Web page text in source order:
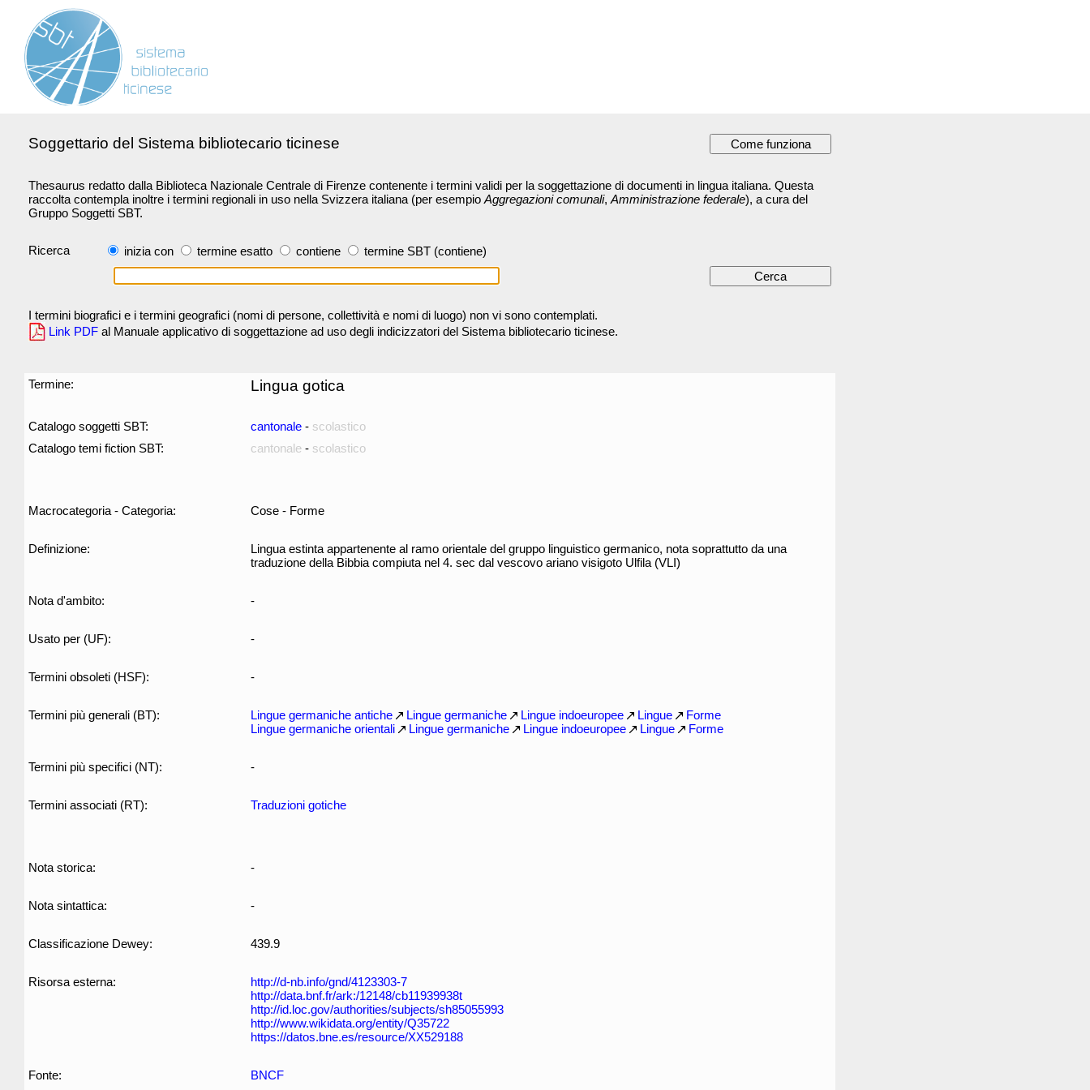
Soggettario del Sistema bibliotecario ticinese
Thesaurus redatto dalla Biblioteca Nazionale Centrale di Firenze contenente i termini validi per la soggettazione di documenti in lingua italiana. Questa
raccolta contempla inoltre i termini regionali in uso nella Svizzera italiana (per esempio Aggregazioni comunali, Amministrazione federale), a cura del
Gruppo Soggetti SBT.
Ricerca inizia con termine esatto contiene termine SBT (contiene)
I termini biografici e i termini geografici (nomi di persone, collettività e nomi di luogo) non vi sono contemplati.
Link PDF al Manuale applicativo di soggettazione ad uso degli indicizzatori del Sistema bibliotecario ticinese.
Termine: Lingua gotica
Catalogo soggetti SBT: cantonale - scolastico
Catalogo temi fiction SBT:
cantonale - scolastico
Macrocategoria - Categoria: Cose - Forme
Definizione:
Lingua estinta appartenente al ramo orientale del gruppo linguistico germanico, nota soprattutto da una
traduzione della Bibbia compiuta nel 4. sec dal vescovo ariano visigoto Ulfila (VLI)
Nota d'ambito: -
Usato per (UF): -
Termini obsoleti (HSF): -
Termini più generali (BT): Lingue germaniche antiche Lingue germaniche Lingue indoeuropee Lingue
Forme
Lingue germaniche orientali
Lingue germaniche Lingue indoeuropee Lingue Forme
Termini più specifici (NT): -
Termini associati (RT): Traduzioni gotiche
Nota storica: -
Nota sintattica: -
Classificazione Dewey: 439.9
Risorsa esterna:
http://d-nb.info/gnd/4123303-7
http://data.bnf.fr/ark:/12148/cb11939938t
http://id.loc.gov/authorities/subjects/sh85055993
http://www.wikidata.org/entity/Q35722
https://datos.bne.es/resource/XX529188
Fonte: BNCF